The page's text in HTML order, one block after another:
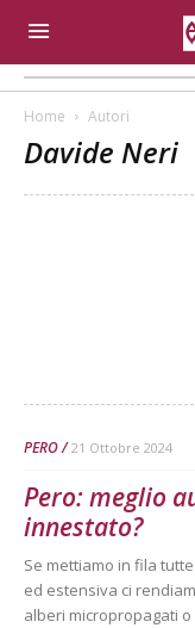
Home Autori
Davide Neri
PERO 21 Ottobre 2024
Pero: meglio
innestato?
Se mettiamo in fila
ed estensiva ci
alberi micropropagati